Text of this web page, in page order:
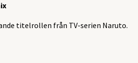
titelrollen från TV-serien Naruto.